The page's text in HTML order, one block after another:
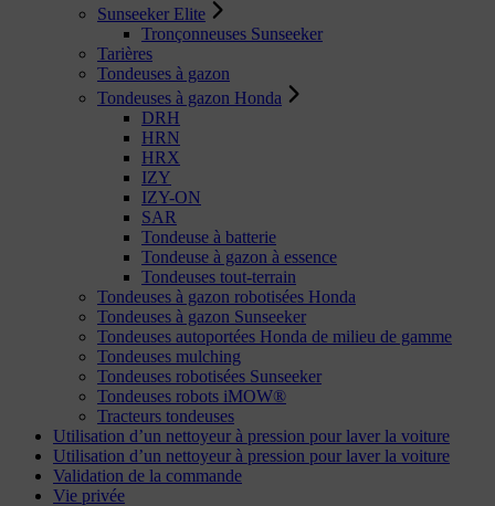
Sunseeker Elite
Tronçonneuses Sunseeker
Tarières
Tondeuses à gazon
Tondeuses à gazon Honda
DRH
HRN
HRX
IZY
IZY-ON
SAR
Tondeuse à batterie
Tondeuse à gazon à essence
Tondeuses tout-terrain
Tondeuses à gazon robotisées Honda
Tondeuses à gazon Sunseeker
Tondeuses autoportées Honda de milieu de gamme
Tondeuses mulching
Tondeuses robotisées Sunseeker
Tondeuses robots iMOW®
Tracteurs tondeuses
Utilisation d’un nettoyeur à pression pour laver la voiture
Utilisation d’un nettoyeur à pression pour laver la voiture
Validation de la commande
Vie privée